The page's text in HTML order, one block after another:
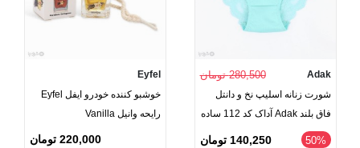
Adak 280,500 تومان
شورت زنانه اسلیپ نخ و دانتل
فاق بلند Adak آداک کد 112 ساده
‎50% 140,250 تومان
Eyfel
خوشبو کننده خودرو ایفل Eyfel
رایحه وانیل Vanilla
220,000 تومان